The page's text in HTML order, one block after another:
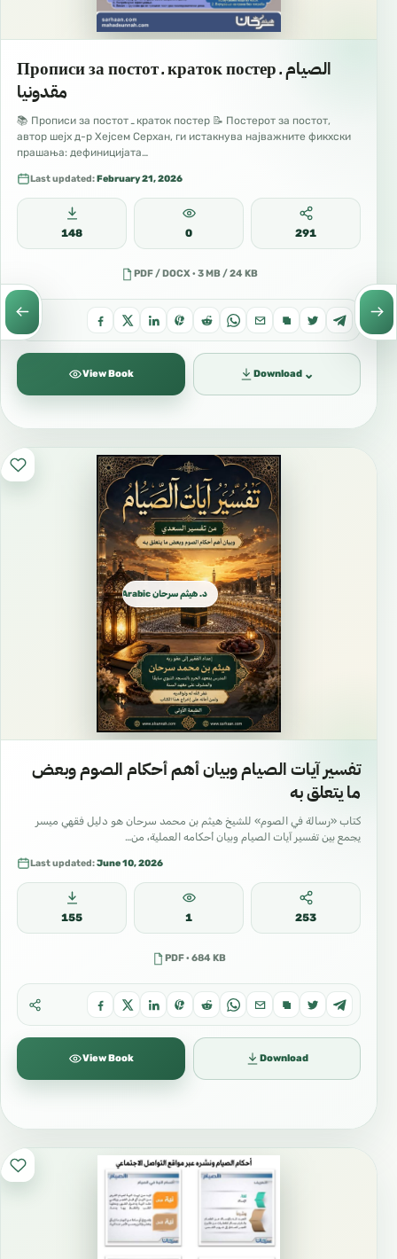
Прописи за постот ـ краток постер الصيام ـ
مقدونيا
📚 Прописи за постот ـ краток постер 📝 Постерот за постот,
автор шејх д-р Хејсем Серхан, ги истакнува најважните фикхски
прашања: дефиницијата…
Last updated:February 21, 2026
148 0 291
PDF / DOCX · 3 MB / 24 KB
View Book Download ⌄
د. هيثم سرحان Arabic العربية
تفسير آيات الصيام وبيان أهم أحكام الصوم وبعض
ما يتعلق به
كتاب «رسالة في الصوم» للشيخ هيثم بن محمد سرحان هو دليل فقهي ميسر
يجمع بين تفسير آيات الصيام وبيان أحكامه العملية، من…
Last updated:June 10, 2026
155 1 253
PDF · 684 KB
View Book Download